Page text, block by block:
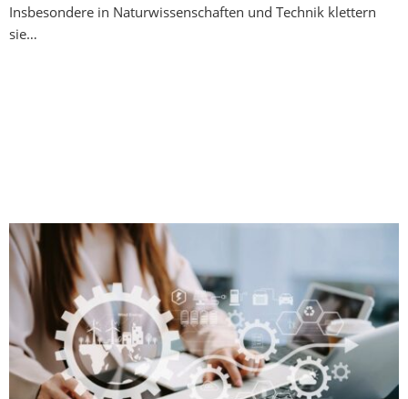
Insbesondere in Naturwissenschaften und Technik klettern
sie…